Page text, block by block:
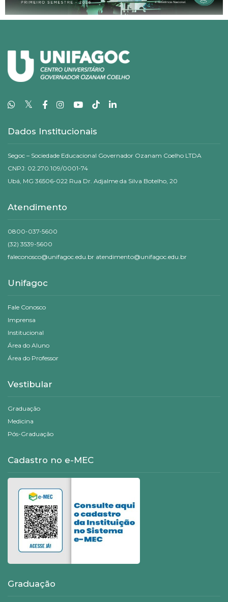
𝕏
Dados Institucionais
Segoc – Sociedade Educacional Governador Ozanam Coelho LTDA
CNPJ: 02.270.109/0001-74
Ubá, MG 36506-022 Rua Dr. Adjalme da Silva Botelho, 20
Atendimento
0800-037-5600
(32) 3539-5600
faleconosco@unifagoc.edu.br atendimento@unifagoc.edu.br
Unifagoc
Fale Conosco
Imprensa
Institucional
Área do Aluno
Área do Professor
Vestibular
Graduação
Medicina
Pós-Graduação
Cadastro no e-MEC
Graduação